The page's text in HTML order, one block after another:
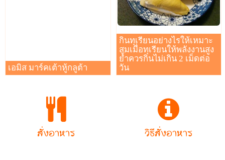
เอมิส มาร์คเต้าหู้กลูต้า
กินทุเรียนอย่างไรให้เหมาะ
สมเมื่อทุเรียนให้พลังงานสูง
ย้ำควรกินไม่เกิน 2 เม็ดต่อ
วัน
สั่งอาหาร วิธีสั่งอาหาร